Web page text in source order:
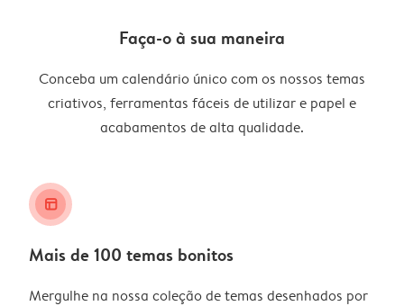
Faça-o à sua maneira
Conceba um calendário único com os nossos temas
criativos, ferramentas fáceis de utilizar e papel e
acabamentos de alta qualidade.
layout_alt
Mais de 100 temas bonitos
Mergulhe na nossa coleção de temas desenhados por